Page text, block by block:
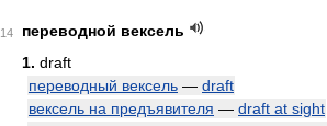
14
переводной вексель
1. draft
переводный вексель — draft
вексель на предъявителя — draft at sight